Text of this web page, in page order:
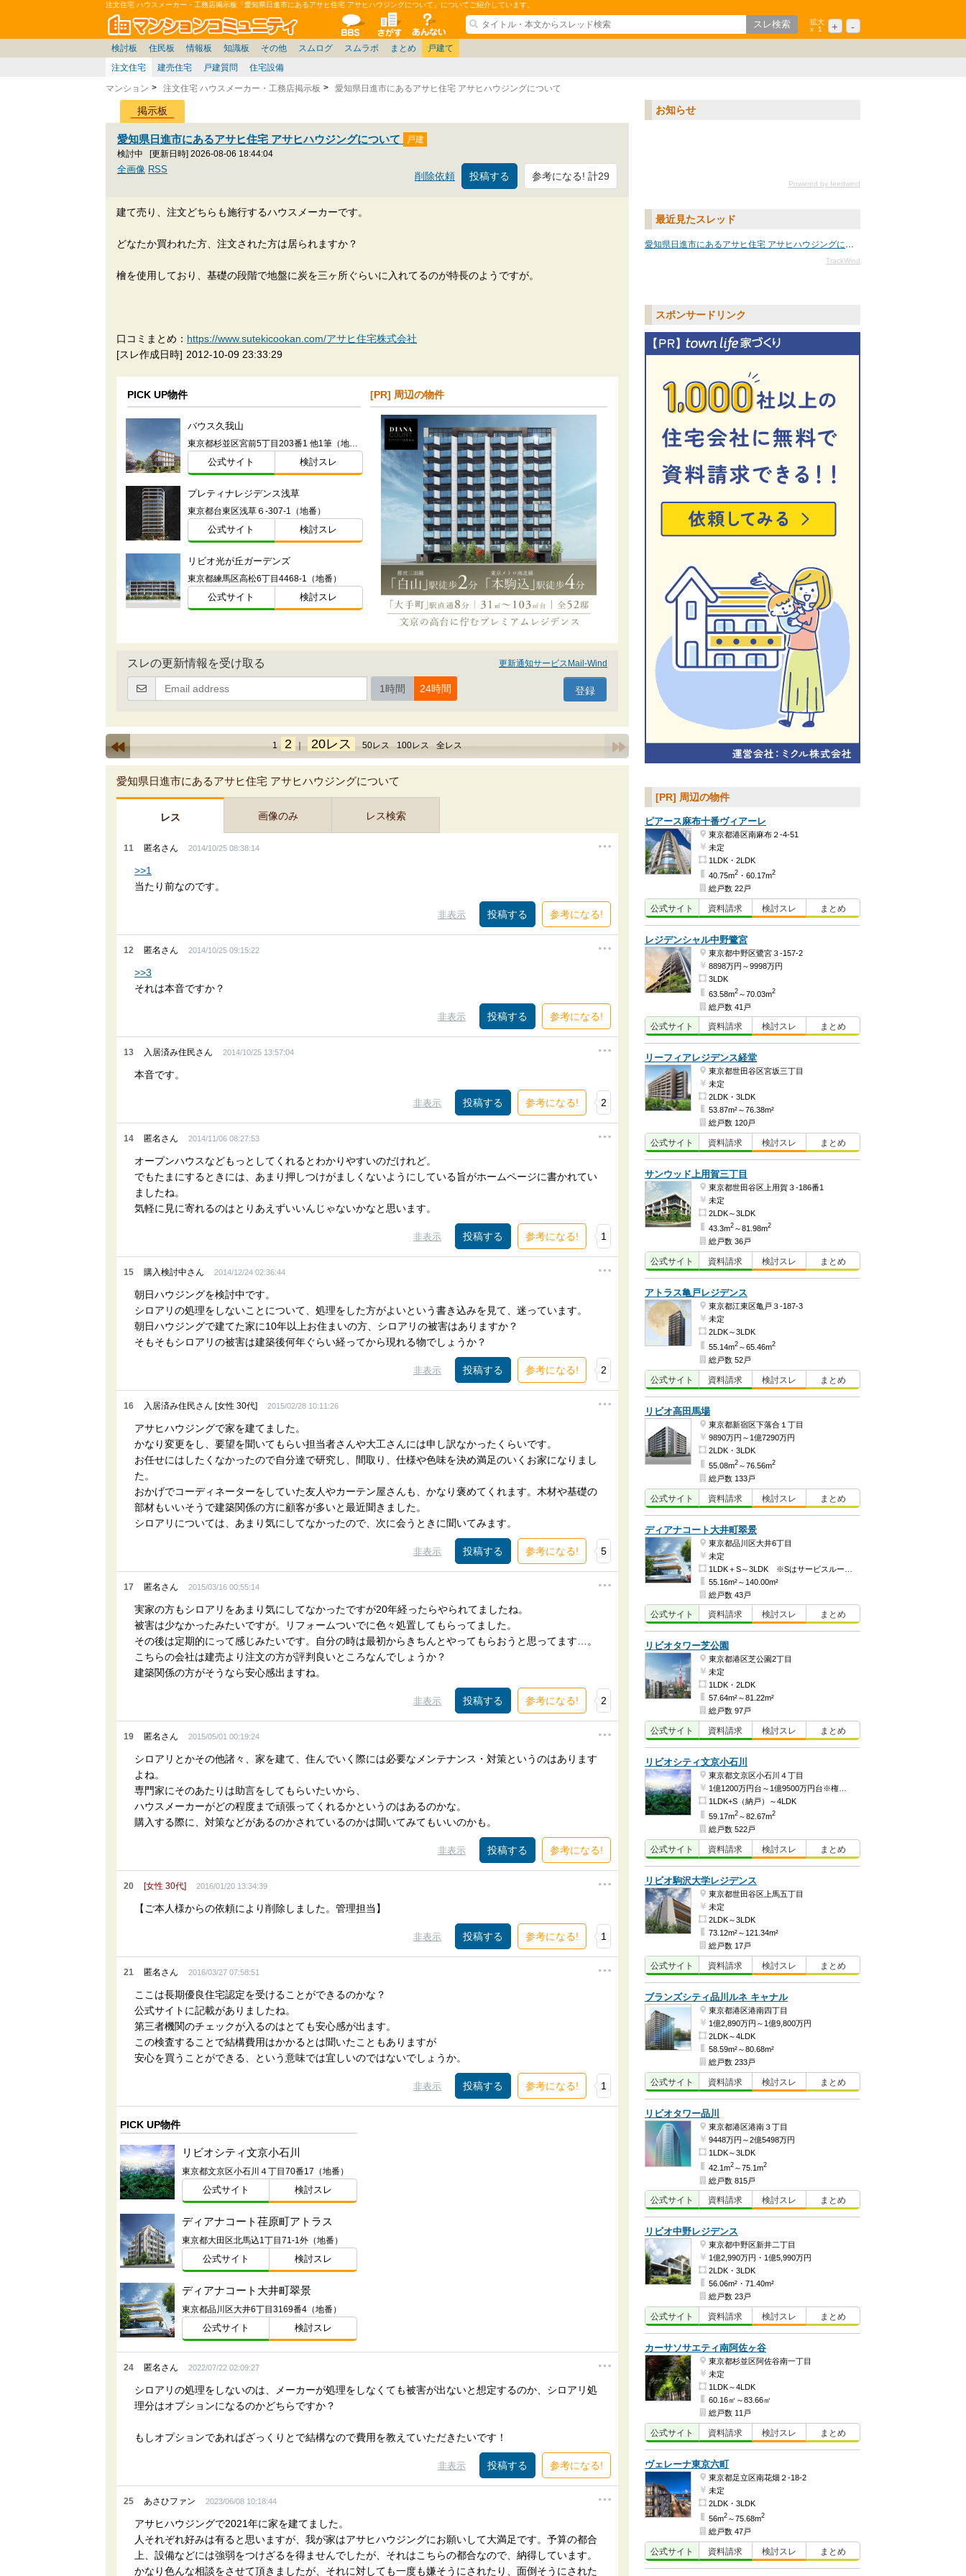
注文住宅 ハウスメーカー・工務店掲示板「愛知県日進市にあるアサヒ住宅 アサヒハウジングについて」についてご紹介しています。
マンションコミュニティ
全掲示板 物件検索 サイトについて
拡大
x
1 + -
検討板
東京23区 東京市部 神奈川/横浜 千葉 埼玉 茨城 札幌 仙台/新潟/東北 名古屋/東海
住民板
東京 神奈川 埼玉/千葉/関東 札幌/東北/北陸/信越 名古屋/東海 大阪/兵庫/京都/関西
情報板
価格表 スムログ出張所 暮らしやすさ評価 見学記
知識板
住宅ローン デベ/ゼネコン マンション雑談 マンション質問 住宅質問 管理会社/組合
その他
雑談 賃貸 移住相談 リゾート 広告 バトル 家具 ニュース 個人取引 政治
スムログ
お便り返し 座談会/対談 ブロガーの本音 マンション管理 ノウハウ 東京都 神奈川県
スムラボ
関東 中部 近畿 北海道 東北 中国 九州 その他 まとめ
東京都 神奈川県 千葉県 埼玉県 愛知県 大阪府 兵庫県 福岡県
戸建て
注文住宅
建売住宅 戸建質問 住宅設備
マンション 注文住宅 ハウスメーカー・工務店掲示板 愛知県日進市にあるアサヒ住宅 アサヒハウジングについて
掲示板
愛知県日進市にあるアサヒ住宅 アサヒハウジングについて
検討中 [更新日時] 2026-08-06 18:44:04
削除依頼 参考になる! 計29
全画像 RSS
建て売り、注文どちらも施行するハウスメーカーです。
どなたか買われた方、注文された方は居られますか？
檜を使用しており、基礎の段階で地盤に炭を三ヶ所ぐらいに入れてるのが特長のようですが。
口コミまとめ： https://www.sutekicookan.com/アサヒ住宅株式会社
[スレ作成日時] 2012-10-09 23:33:29
PICK UP物件
バウス久我山
東京都杉並区宮前5丁目203番1 他1筆（地番）
公式サイト 検討スレ
プレティナレジデンス浅草
東京都台東区浅草６-307-1（地番）
公式サイト 検討スレ
リビオ光が丘ガーデンズ
東京都練馬区高松6丁目4468-1（地番）
公式サイト 検討スレ
[PR] 周辺の物件
スレの更新情報を受け取る 更新通知サービスMail-Wind
1時間 24時間
1 2 ｜ 20レス 50レス 100レス 全レス
愛知県日進市にあるアサヒ住宅 アサヒハウジングについて
レス 画像のみ レス検索
11 匿名さん 2014/10/25 08:38:14
>>1
当たり前なのです。
非表示 参考になる!
12 匿名さん 2014/10/25 09:15:22
>>3
それは本音ですか？
非表示 参考になる!
13 入居済み住民さん 2014/10/25 13:57:04
本音です。
非表示 参考になる! 2
14 匿名さん 2014/11/06 08:27:53
オープンハウスなどもっとしてくれるとわかりやすいのだけれど。
でもたまにするときには、あまり押しつけがましくないようにしている旨がホームページに書かれてい
ましたね。
気軽に見に寄れるのはとりあえずいいんじゃないかなと思います。
非表示 参考になる! 1
15 購入検討中さん 2014/12/24 02:36:44
朝日ハウジングを検討中です。
シロアリの処理をしないことについて、処理をした方がよいという書き込みを見て、迷っています。
朝日ハウジングで建てた家に10年以上お住まいの方、シロアリの被害はありますか？
そもそもシロアリの被害は建築後何年ぐらい経ってから現れる物でしょうか？
非表示 参考になる! 2
16 入居済み住民さん [女性 30代] 2015/02/28 10:11:26
アサヒハウジングで家を建てました。
かなり変更をし、要望を聞いてもらい担当者さんや大工さんには申し訳なかったくらいです。
お任せにはしたくなかったので自分達で研究し、間取り、仕様や色味を決め満足のいくお家になりまし
た。
おかげでコーディネーターをしていた友人やカーテン屋さんも、かなり褒めてくれます。木材や基礎の
部材もいいそうで建築関係の方に顧客が多いと最近聞きました。
シロアリについては、あまり気にしてなかったので、次に会うときに聞いてみます。
非表示 参考になる! 5
17 匿名さん 2015/03/16 00:55:14
実家の方もシロアリをあまり気にしてなかったですが20年経ったらやられてましたね。
被害は少なかったみたいですが。リフォームついでに色々処置してもらってました。
その後は定期的にって感じみたいです。自分の時は最初からきちんとやってもらおうと思ってます…。
こちらの会社は建売より注文の方が評判良いところなんでしょうか？
建築関係の方がそうなら安心感出ますね。
非表示 参考になる! 2
19 匿名さん 2015/05/01 00:19:24
シロアリとかその他諸々、家を建て、住んでいく際には必要なメンテナンス・対策というのはあります
よね。
専門家にそのあたりは助言をしてもらいたいから、
ハウスメーカーがどの程度まで頑張ってくれるかというのはあるのかな。
購入する際に、対策などがあるのかされているのかは聞いてみてもいいのかも。
非表示 参考になる!
20 [女性 30代] 2016/01/20 13:34:39
【ご本人様からの依頼により削除しました。管理担当】
非表示 参考になる! 1
21 匿名さん 2016/03/27 07:58:51
ここは長期優良住宅認定を受けることができるのかな？
公式サイトに記載がありましたね。
第三者機関のチェックが入るのはとても安心感が出ます。
この検査することで結構費用はかかるとは聞いたこともありますが
安心を買うことができる、という意味では宜しいのではないでしょうか。
非表示 参考になる! 1
PICK UP物件
リビオシティ文京小石川
東京都文京区小石川４丁目70番17（地番）
公式サイト 検討スレ
ディアナコート荏原町アトラス
東京都大田区北馬込1丁目71-1外（地番）
公式サイト 検討スレ
ディアナコート大井町翠景
東京都品川区大井6丁目3169番4（地番）
公式サイト 検討スレ
24 匿名さん 2022/07/22 02:09:27
シロアリの処理をしないのは、メーカーが処理をしなくても被害が出ないと想定するのか、シロアリ処
理分はオプションになるのかどちらですか？
もしオプションであればざっくりとで結構なので費用を教えていただきたいです！
非表示 参考になる!
25 あさひファン 2023/06/08 10:18:44
アサヒハウジングで2021年に家を建てました。
人それぞれ好みは有ると思いますが、我が家はアサヒハウジングにお願いして大満足です。予算の都合
上、設備などには強弱をつけざるを得ませんでしたが、それはこちらの都合なので、納得しています。
かなり色んな相談をさせて頂きましたが、それに対しても一度も嫌そうにされたり、面倒そうにされた
お知らせ
Powered by feedwind
最近見たスレッド
愛知県日進市にあるアサヒ住宅 アサヒハウジングについて
TrackWind
スポンサードリンク
[PR] 周辺の物件
ピアース麻布十番ヴィアーレ
東京都港区南麻布２-4-51
未定
1LDK・2LDK
40.75m2 ・60.17m2
総戸数 22戸
公式サイト 資料請求 検討スレ まとめ
レジデンシャル中野鷺宮
東京都中野区鷺宮３-157-2
8898万円～9998万円
3LDK
63.58m2 ～70.03m2
総戸数 41戸
公式サイト 資料請求 検討スレ まとめ
リーフィアレジデンス経堂
東京都世田谷区宮坂三丁目
未定
2LDK・3LDK
53.87m²～76.38m²
総戸数 120戸
公式サイト 資料請求 検討スレ まとめ
サンウッド上用賀三丁目
東京都世田谷区上用賀３-186番1
未定
2LDK～3LDK
43.3m2 ～81.98m2
総戸数 36戸
公式サイト 資料請求 検討スレ まとめ
アトラス亀戸レジデンス
東京都江東区亀戸３-187-3
未定
2LDK～3LDK
55.14m2 ～65.46m2
総戸数 52戸
公式サイト 資料請求 検討スレ まとめ
リビオ高田馬場
東京都新宿区下落合１丁目
9890万円～1億7290万円
2LDK・3LDK
55.08m2 ～76.56m2
総戸数 133戸
公式サイト 資料請求 検討スレ まとめ
ディアナコート大井町翠景
東京都品川区大井6丁目
未定
55.16m²～140.00m²
総戸数 43戸
公式サイト 資料請求 検討スレ まとめ
リビオタワー芝公園
東京都港区芝公園2丁目
未定
1LDK・2LDK
57.64m²～81.22m²
総戸数 97戸
公式サイト 資料請求 検討スレ まとめ
リビオシティ文京小石川
東京都文京区小石川４丁目
1億1200万円台～1億9500万円台※権利金含む（予定）
1LDK+S（納戸）～4LDK
59.17m2 ～82.67m2
総戸数 522戸
公式サイト 資料請求 検討スレ まとめ
リビオ駒沢大学レジデンス
東京都世田谷区上馬五丁目
未定
2LDK～3LDK
73.12m²～121.34m²
総戸数 17戸
公式サイト 資料請求 検討スレ まとめ
ブランズシティ品川ルネ キャナル
東京都港区港南四丁目
1億2,890万円～1億9,800万円
2LDK～4LDK
58.59m²～80.68m²
総戸数 233戸
公式サイト 資料請求 検討スレ まとめ
リビオタワー品川
東京都港区港南３丁目
9448万円～2億5498万円
1LDK～3LDK
42.1m2 ～75.1m2
総戸数 815戸
公式サイト 資料請求 検討スレ まとめ
リビオ中野レジデンス
東京都中野区新井二丁目
1億2,990万円・1億5,990万円
2LDK・3LDK
56.06m²・71.40m²
総戸数 23戸
公式サイト 資料請求 検討スレ まとめ
カーサソサエティ南阿佐ヶ谷
東京都杉並区阿佐谷南一丁目
未定
1LDK～4LDK
60.16㎡～83.66㎡
総戸数 11戸
公式サイト 資料請求 検討スレ まとめ
ヴェレーナ東京六町
東京都足立区南花畑２-18-2
未定
2LDK・3LDK
56m2 ～75.68m2
総戸数 47戸
公式サイト 資料請求 検討スレ まとめ